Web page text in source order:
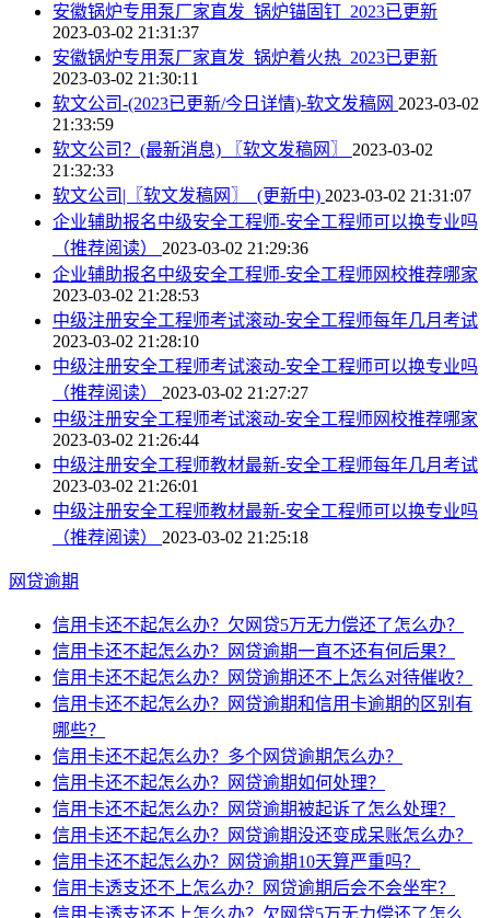
安徽锅炉专用泵厂家直发_锅炉锚固钉_2023已更新
2023-03-02 21:31:37
安徽锅炉专用泵厂家直发_锅炉着火热_2023已更新
2023-03-02 21:30:11
软文公司-(2023已更新/今日详情)-软文发稿网 2023-03-02
21:33:59
软文公司？(最新消息) 〖软文发稿网〗 2023-03-02
21:32:33
软文公司|〖软文发稿网〗_(更新中) 2023-03-02 21:31:07
企业辅助报名中级安全工程师-安全工程师可以换专业吗
（推荐阅读） 2023-03-02 21:29:36
企业辅助报名中级安全工程师-安全工程师网校推荐哪家
2023-03-02 21:28:53
中级注册安全工程师考试滚动-安全工程师每年几月考试
2023-03-02 21:28:10
中级注册安全工程师考试滚动-安全工程师可以换专业吗
（推荐阅读） 2023-03-02 21:27:27
中级注册安全工程师考试滚动-安全工程师网校推荐哪家
2023-03-02 21:26:44
中级注册安全工程师教材最新-安全工程师每年几月考试
2023-03-02 21:26:01
中级注册安全工程师教材最新-安全工程师可以换专业吗
（推荐阅读） 2023-03-02 21:25:18
网贷逾期
信用卡还不起怎么办？欠网贷5万无力偿还了怎么办？
信用卡还不起怎么办？网贷逾期一直不还有何后果？
信用卡还不起怎么办？网贷逾期还不上怎么对待催收？
信用卡还不起怎么办？网贷逾期和信用卡逾期的区别有
哪些？
信用卡还不起怎么办？多个网贷逾期怎么办？
信用卡还不起怎么办？网贷逾期如何处理？
信用卡还不起怎么办？网贷逾期被起诉了怎么处理？
信用卡还不起怎么办？网贷逾期没还变成呆账怎么办？
信用卡还不起怎么办？网贷逾期10天算严重吗？
信用卡透支还不上怎么办？网贷逾期后会不会坐牢？
信用卡透支还不上怎么办？欠网贷5万无力偿还了怎么